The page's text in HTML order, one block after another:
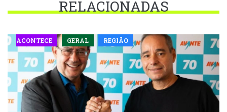
RELACIONADAS
ACONTECE GERAL REGIÃO